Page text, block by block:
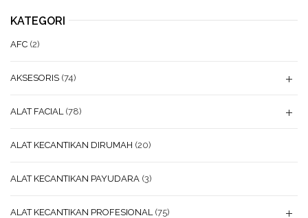
KATEGORI
AFC (2)
AKSESORIS (74)
ALAT FACIAL (78)
ALAT KECANTIKAN DIRUMAH (20)
ALAT KECANTIKAN PAYUDARA (3)
ALAT KECANTIKAN PROFESIONAL (75)